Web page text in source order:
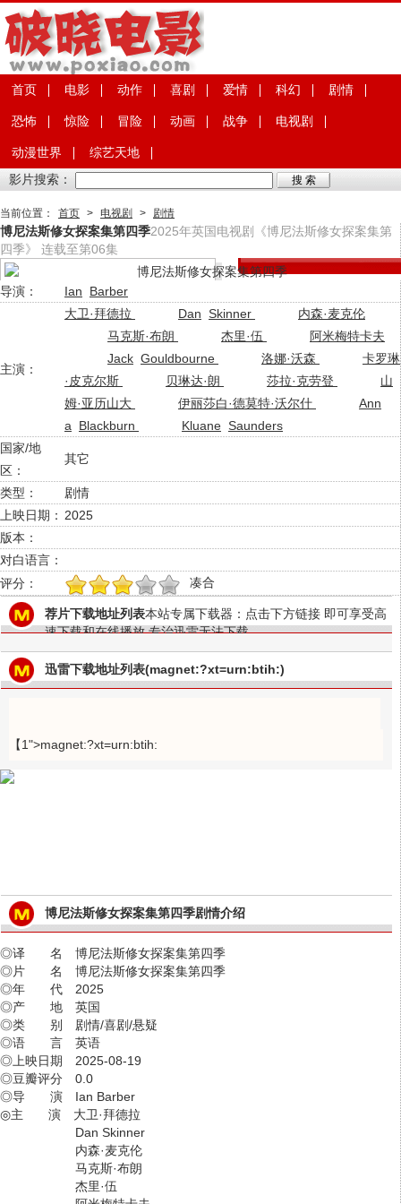
首页 电影 动作 喜剧 爱情 科幻 剧情
恐怖 惊险 冒险 动画 战争 电视剧
动漫世界
综艺天地
影片搜索：
当前位置： 首页 > 电视剧 > 剧情
博尼法斯修女探案集第四季2025年英国电视剧《博尼法斯修女探案集第
四季》 连载至第06集
导演： Ian Barber
主演：
大卫·拜德拉 Dan Skinner
内森·麦克伦
马克斯·布朗
杰里·伍
阿米梅特卡夫
Jack Gouldbourne 洛娜·沃森
卡罗琳
·皮克尔斯
贝琳达·朗 莎拉·克劳登
山
姆·亚历山大
伊丽莎白·德莫特·沃尔什
Ann
a
Blackburn Kluane Saunders
国家/地
区：
其它
类型：
剧情
上映日期： 2025
版本：
对白语言：
评分：
1 3 4 5 凑合
荐片下载地址列表本站专属下载器：点击下方链接 即可享受高
速下载和在线播放 专治迅雷无法下载
迅雷下载地址列表(magnet:?xt=urn:btih:)
【1">magnet:?xt=urn:btih:
博尼法斯修女探案集第四季剧情介绍
◎译 名 博尼法斯修女探案集第四季
◎片 名 博尼法斯修女探案集第四季
◎年 代 2025
◎产 地 英国
◎类 别 剧情/喜剧/悬疑
◎语 言 英语
◎上映日期 2025-08-19
◎豆瓣评分 0.0
◎导 演 Ian Barber
◎主 演 大卫·拜德拉
Dan Skinner
内森·麦克伦
马克斯·布朗
杰里·伍